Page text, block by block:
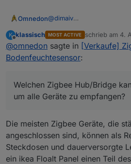
Omnedon@dimaiv
Ich würde gerne 3 oder 4
im Garten platzieren -
Welchen Zigbee Hub/
Stelle, sodaß der USB-
Am besten über LAN/
verbinden.
Viele Grüße
zigbee Newbie
K klassisch MOST ACTIVE schrieb am 4.
zuletzt editiert
@omnedon sagte in [Verkaufe]
Bodenfeuchtesensor:
Welchen Zigbee Hub/Bridge
um alle Geräte zu empfangen?
Die meisten Zigbee Geräte, die
angeschlossen sind, können als
Steckdosen und dauerversorgte
ein ikea Floalt Panel einen Teil